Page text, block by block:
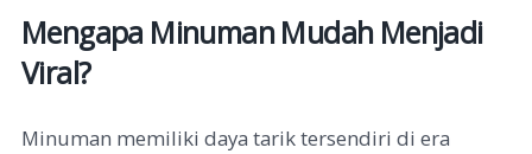
Mengapa Minuman Mudah Menjadi
Viral?
Minuman memiliki daya tarik tersendiri di era